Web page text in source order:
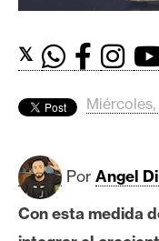
o
i
c
𝕏
Por Angel
Con esta medida